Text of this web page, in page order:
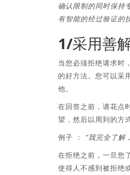
确认限制的同时保持
有智能的经过验证的
1/采用善
当您必须拒绝请求时
的好方法。您可以采
他。
在回答之前，请花点
望，然后以周到的方
例子 ： “我完全了解
在拒绝之前，一旦您
使得人不感到被拒绝